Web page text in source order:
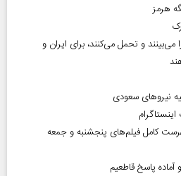
و تحمل می‌کنند، برای ایران و
نیروهای سعودی
کامل فیلم‌های پنجشنبه و جمعه
پاسخ قاطعیم